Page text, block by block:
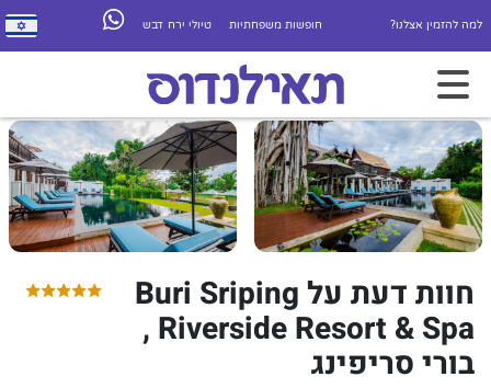
למה להזמין אצלנו? חופשות משפחתיות טיולי ירח דבש
חוות דעת על Buri Sriping
Riverside Resort & Spa ,
בורי סריפינג